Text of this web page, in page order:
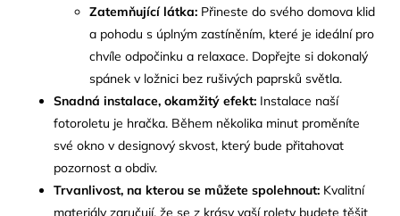
Zatemňující látka: Přineste do svého domova klid
a pohodu s úplným zastíněním, které je ideální pro
chvíle odpočinku a relaxace. Dopřejte si dokonalý
spánek v ložnici bez rušivých paprsků světla.
Snadná instalace, okamžitý efekt: Instalace naší
fotoroletu je hračka. Během několika minut proměníte
své okno v designový skvost, který bude přitahovat
pozornost a obdiv.
Trvanlivost, na kterou se můžete spolehnout: Kvalitní
materiály zaručují, že se z krásy vaší rolety budete těšit